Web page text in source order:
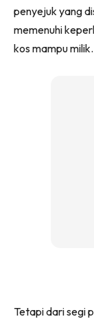
penyejuk yang
memenuhi
kos mampu milik.
Tetapi dari segi